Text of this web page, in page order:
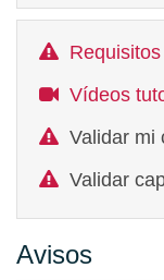
Vídeos
Validar mi
Validar
Avisos